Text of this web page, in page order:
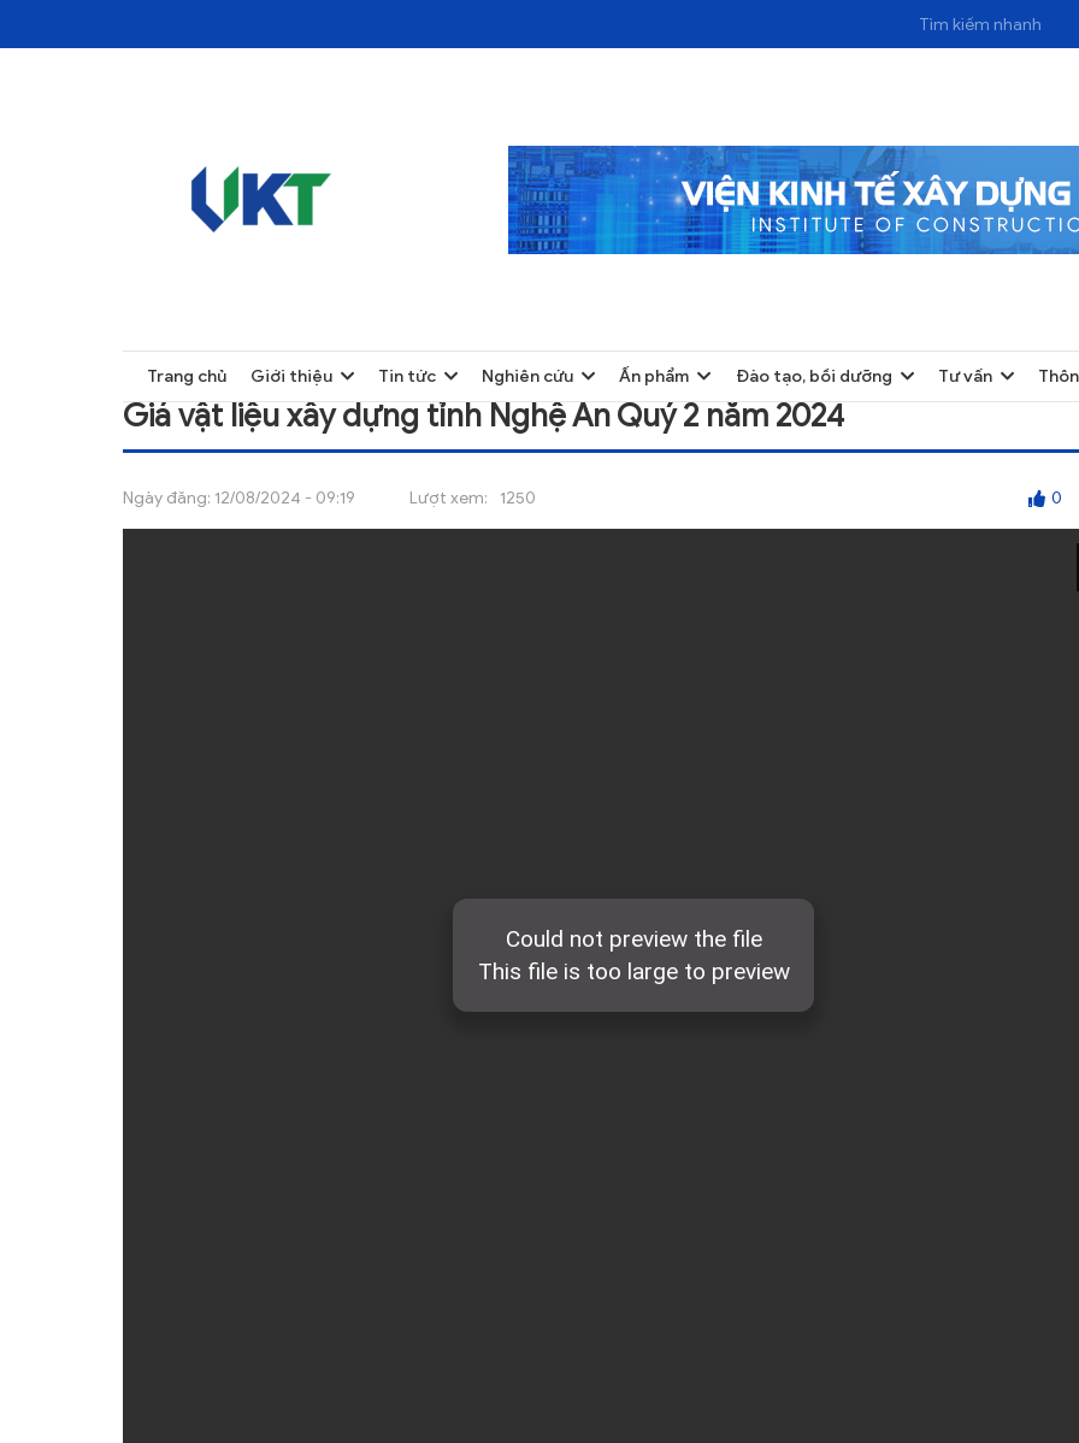
NGHIÊN CỨU
Trang chủ Giới thiệu Tin tức Nghiên cứu Ấn phẩm Đào tạo, bồi dưỡng Tư vấn
Giá vật liệu xây dựng tỉnh Nghệ An Quý 2 năm 2024
Ngày đăng: 12/08/2024 - 09:19 Lượt xem: 1250 0